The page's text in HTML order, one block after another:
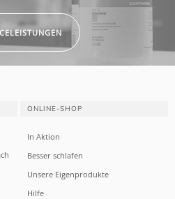
ONLINE-SHOP
In Aktion
Besser schlafen
Unsere Eigenprodukte
Hilfe